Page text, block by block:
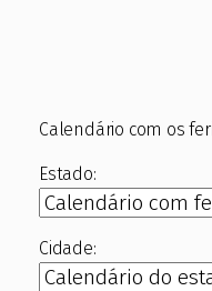
Calendário com os
Estado:
Cidade: